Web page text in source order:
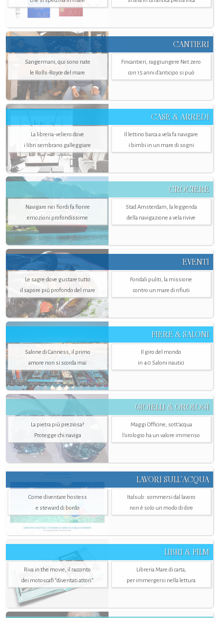
CANTIERI
Sangermani, qui sono nate
le Rolls-Royce del mare
Fincantieri, raggiungere Net zero
con 15 anni d'anticipo si può
CASE & ARREDI
La libreria-veliero dove
i libri sembrano galleggiare
Il lettino barca a vela fa navigare
i bimbi in un mare di sogni
CROCIERE
Navigare nei fiordi fa fiorire
emozioni profondissime
Stad Amsterdam, la leggenda
della navigazione a vela rivive
EVENTI
Le sagre dove gustare tutto
il sapore più profondo del mare
Fondali puliti, la missione
contro un mare di rifiuti
FIERE & SALONI
Salone di Canness, il primo
amore non si scorda mai
Il giro del mondo
in 40 Saloni nautici
GIOIELLI & OROLOGI
La pietra più preziosa?
Protegge chi naviga
Maggi Officine, sott’acqua
l'orologio ha un valore immenso
LAVORI SULL’ACQUA
Come diventare hostess
e steward di bordo
Italsub: sommersi dal lavoro
non è solo un modo di dire
LIBRI & FILM
Riva in the movie, il racconto
dei motoscafi “diventati attori”
Libreria Mare di carta,
per immergersi nella lettura